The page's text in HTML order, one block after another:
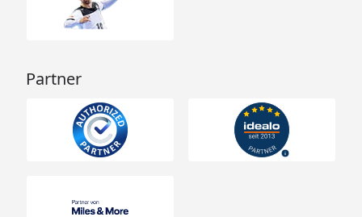
Partner